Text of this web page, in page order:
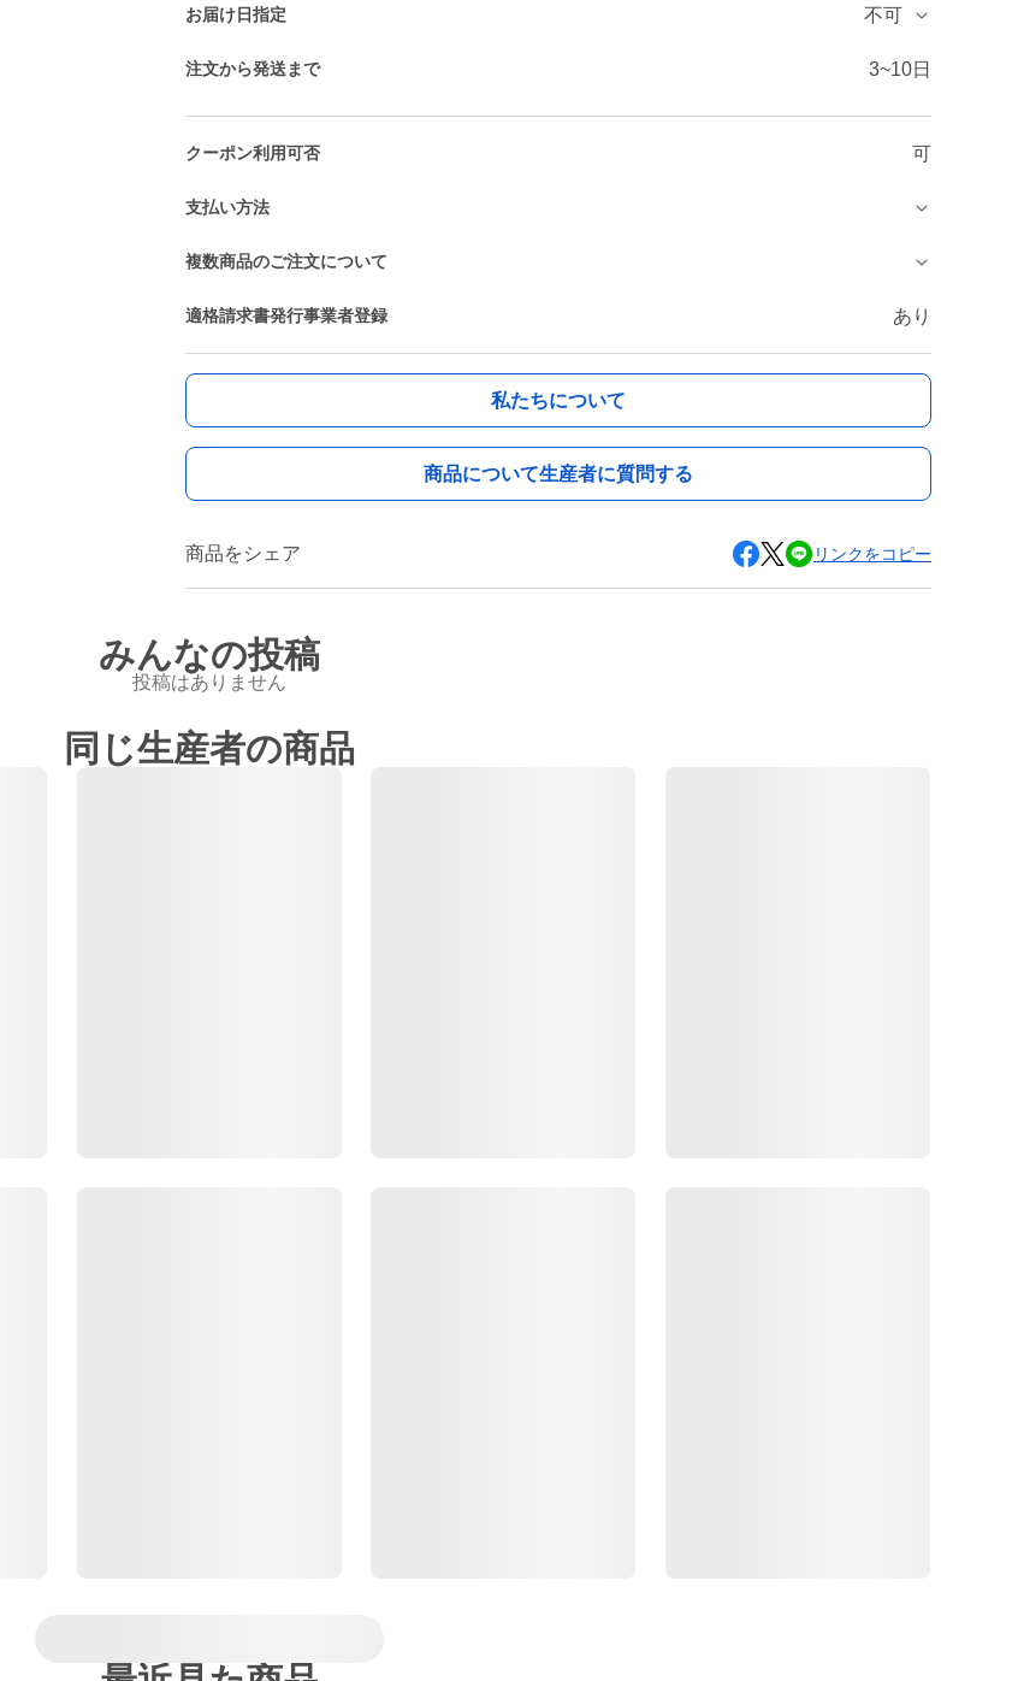
お届け日指定 不可
注文から発送まで 3~10日
クーポン利用可否 可
支払い方法
複数商品のご注文について
適格請求書発行事業者登録 あり
私たちについて
商品について生産者に質問する
商品をシェア リンクをコピー
みんなの投稿
投稿はありません
同じ生産者の商品